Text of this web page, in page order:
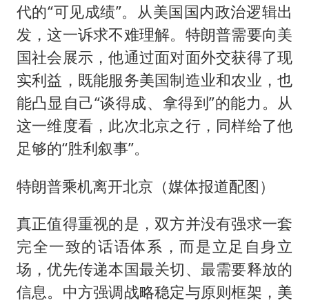
代的“可见成绩”。从美国国内政治逻辑出
发，这一诉求不难理解。特朗普需要向美
国社会展示，他通过面对面外交获得了现
实利益，既能服务美国制造业和农业，也
能凸显自己“谈得成、拿得到”的能力。从
这一维度看，此次北京之行，同样给了他
足够的“胜利叙事”。
特朗普乘机离开北京（媒体报道配图）
真正值得重视的是，双方并没有强求一套
完全一致的话语体系，而是立足自身立
场，优先传递本国最关切、最需要释放的
信息。中方强调战略稳定与原则框架，美